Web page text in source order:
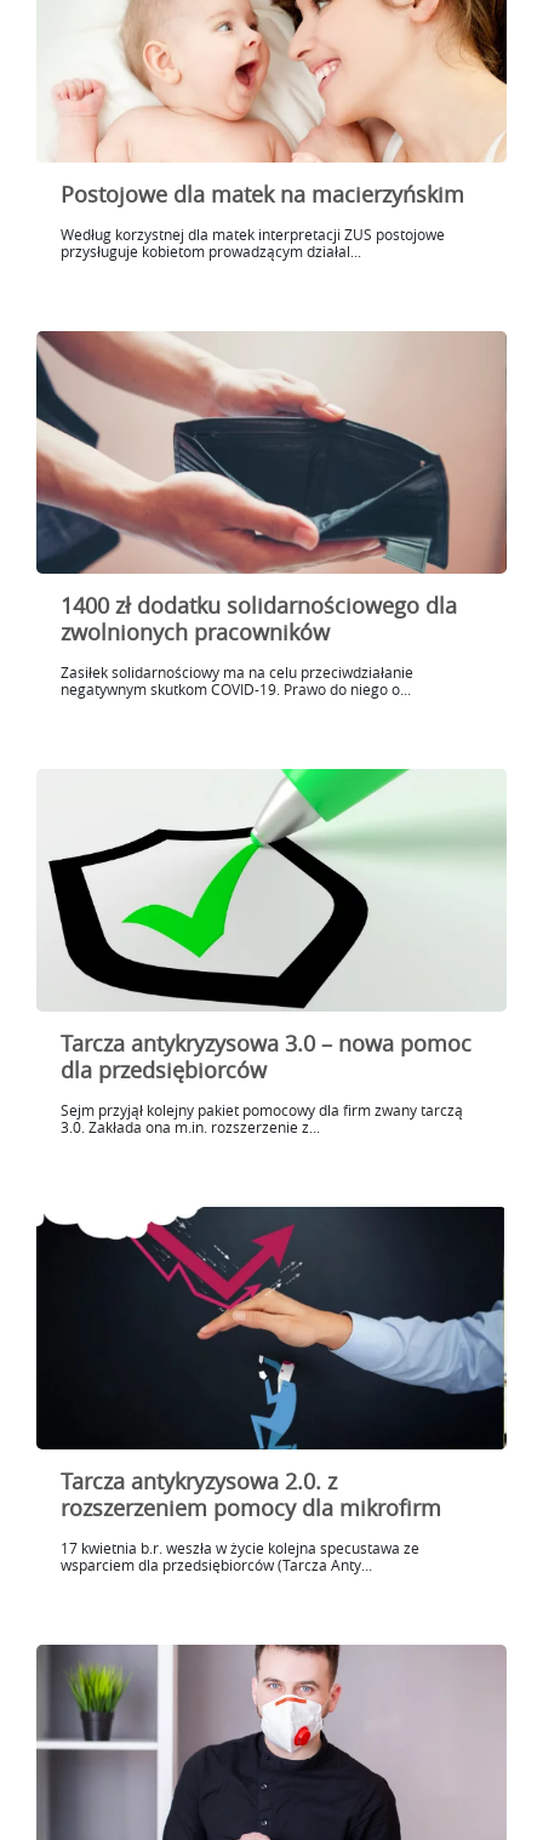
Postojowe dla matek na macierzyńskim
Według korzystnej dla matek interpretacji ZUS postojowe
przysługuje kobietom prowadzącym działal...
1400 zł dodatku solidarnościowego dla
zwolnionych pracowników
Zasiłek solidarnościowy ma na celu przeciwdziałanie
negatywnym skutkom COVID-19. Prawo do niego o...
Tarcza antykryzysowa 3.0 – nowa pomoc
dla przedsiębiorców
Sejm przyjął kolejny pakiet pomocowy dla firm zwany tarczą
3.0. Zakłada ona m.in. rozszerzenie z...
Tarcza antykryzysowa 2.0. z
rozszerzeniem pomocy dla mikrofirm
17 kwietnia b.r. weszła w życie kolejna specustawa ze
wsparciem dla przedsiębiorców (Tarcza Anty...